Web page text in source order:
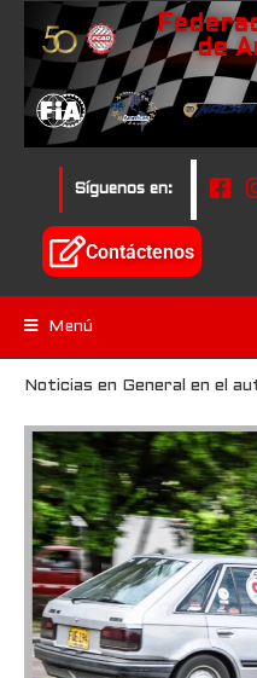
de
Síguenos en:
Contáctenos
Menú
Noticias en General en el